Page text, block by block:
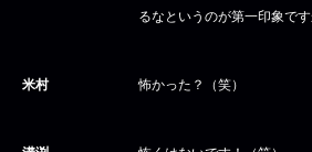
るなというのが第一印象です
米村 怖かった？（笑）